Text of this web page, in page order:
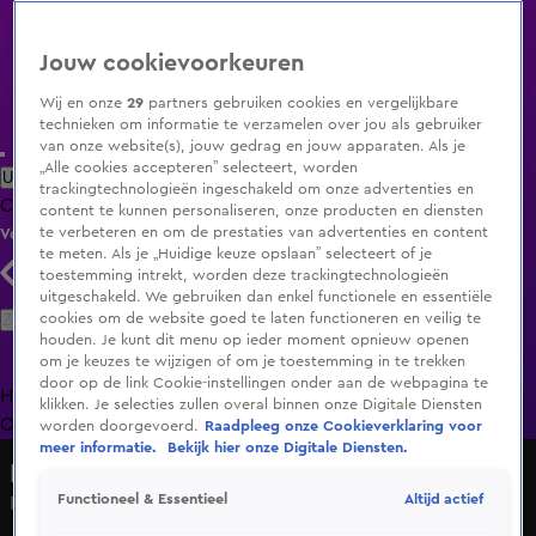
Uitzending Gemist Populaire programma's Zenders Genres
ClipsFilmsRadioSmart TV inlogShop
Volg KIJK
Zoeken
HomeUitzending Gemist Programma's De Bondgenoten
OranjezomerLivestreamsShop
Frank Verkooyen & Susanna Veldmeijer - Veel Leuker Met
Jouw cookievoorkeuren
Wij en onze29 partners gebruiken cookies en vergelijkbare
technieken om informatie te verzamelen over jou als gebruiker
van onze website(s), jouw gedrag en jouw apparaten. Als je
„Alle cookies accepteren” selecteert, worden
trackingtechnologieën ingeschakeld om onze advertenties en
content te kunnen personaliseren, onze producten en diensten
te verbeteren en om de prestaties van advertenties en content
te meten. Als je „Huidige keuze opslaan” selecteert of je
toestemming intrekt, worden deze trackingtechnologieën
uitgeschakeld. We gebruiken dan enkel functionele en essentiële
cookies om de website goed te laten functioneren en veilig te
houden. Je kunt dit menu op ieder moment opnieuw openen
om je keuzes te wijzigen of om je toestemming in te trekken
door op de link Cookie-instellingen onder aan de webpagina te
klikken. Je selecties zullen overal binnen onze Digitale Diensten
worden doorgevoerd.
Raadpleeg onze Cookieverklaring voor
meer informatie.
Bekijk hier onze Digitale Diensten.
Functioneel & Essentieel Altijd actief